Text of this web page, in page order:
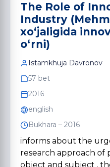
The Role of
Industry
xoʻjaligida
oʻrni)
Istamkhuja Davronov
57 bet
2016
english
Bukhara – 2016
informs about the
research approach of
object and subject ,